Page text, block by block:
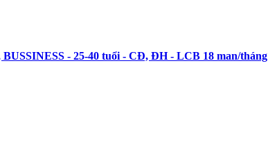
- 25-40 tuổi - CĐ, ĐH - LCB 18 man/tháng